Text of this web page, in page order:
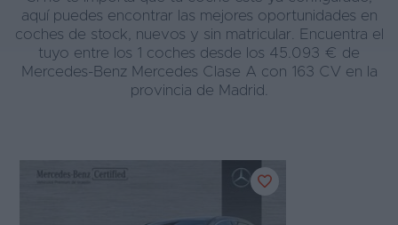
aquí puedes encontrar las mejores oportunidades en
coches de stock, nuevos y sin matricular. Encuentra el
tuyo entre los 1 coches desde los 45.093 € de
Mercedes-Benz Mercedes Clase A con 163 CV en la
provincia de Madrid.